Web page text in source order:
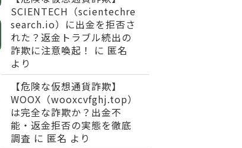
SCIENTECH（scientechre
search.io）に出金を拒否さ
れた？返金トラブル続出の
詐欺に注意喚起！
に 匿名
より
【危険な仮想通貨詐欺】
WOOX（wooxcvfghj.top）
は完全な詐欺か？出金不
能・返金拒否の実態を徹底
調査 に 匿名 より